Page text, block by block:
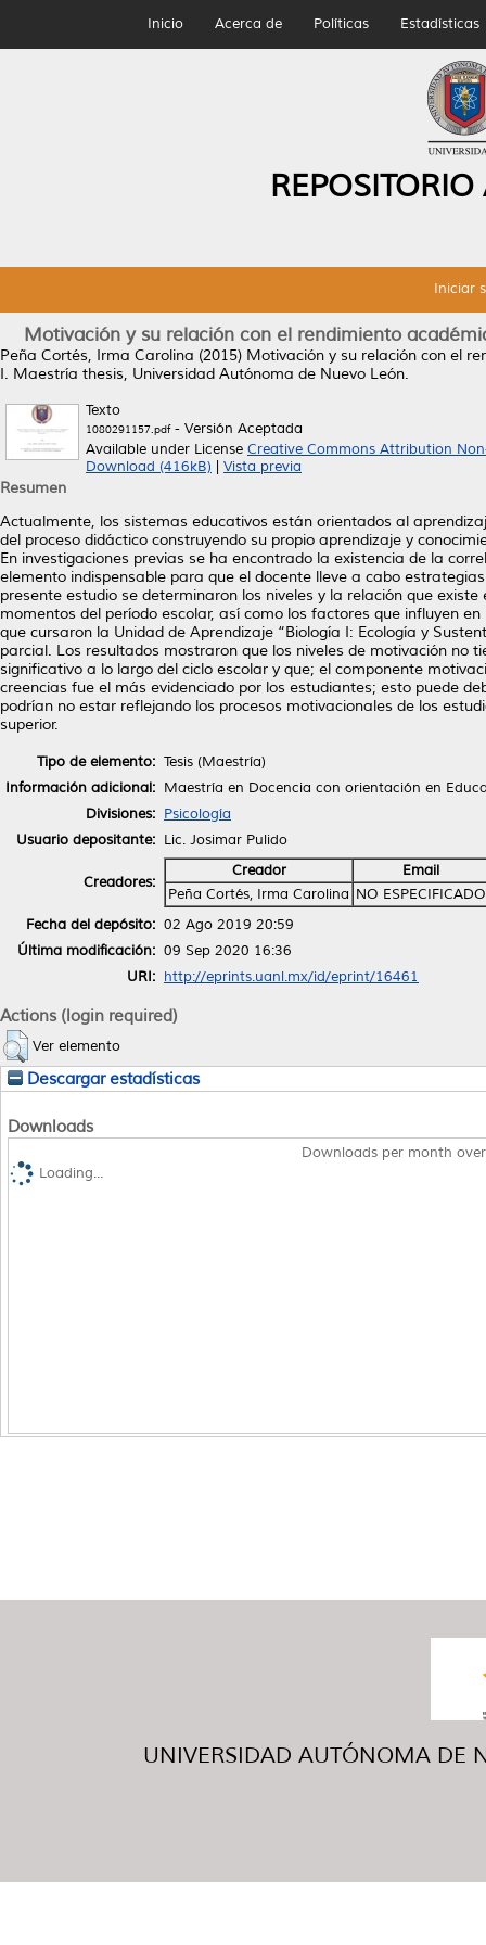
Inicio Acerca de Políticas Estadísticas
Iniciar
Motivación y su relación con el rendimiento
Peña Cortés, Irma Carolina (2015) Motivación y su relación con el
I. Maestría thesis, Universidad Autónoma de Nuevo León.
Texto
1080291157.pdf- Versión Aceptada
Available under License Creative Commons Attribution
Download (416kB)
Vista previa
Resumen
Actualmente, los sistemas educativos están orientados al
del proceso didáctico construyendo su propio aprendizaje y
En investigaciones previas se ha encontrado la existencia de la
elemento indispensable para que el docente lleve a cabo
presente estudio se determinaron los niveles y la relación que
momentos del período escolar, así como los factores que influyen
que cursaron la Unidad de Aprendizaje “Biología I: Ecología y
parcial. Los resultados mostraron que los niveles de motivación no
significativo a lo largo del ciclo escolar y que; el componente
creencias fue el más evidenciado por los estudiantes; esto puede
podrían no estar reflejando los procesos motivacionales de los
superior.
Tipo de elemento: Tesis (Maestría)
Información adicional: Maestría en Docencia con orientación en
Divisiones: Psicología
Usuario depositante: Lic. Josimar Pulido
Creadores:
Creador
Email
Peña Cortés, Irma Carolina NO ESPECIFICADO
Fecha del depósito: 02 Ago 2019 20:59
Última modificación: 09 Sep 2020 16:36
URI: http://eprints.uanl.mx/id/eprint/16461
Actions (login required)
Ver elemento
Descargar estadísticas
Downloads
Downloads per month
Loading...
UNIVERSIDAD AUTÓNOMA DE